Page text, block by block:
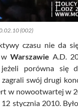
(002)
czasu nie da
Warszawie A.D.
jeżeli porówna się
zagrali swój drugi
w nowootwartej w
12 stycznia 2010.